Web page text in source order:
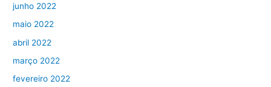
junho 2022
maio 2022
abril 2022
março 2022
fevereiro 2022